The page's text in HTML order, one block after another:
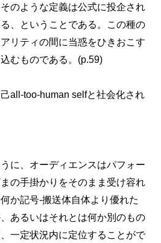
のような定義は公式に投企され
、ということである。この種の
リティの間に当惑をひきおこす
むものである。(p.59)
all-too-human selfと社会化され
に、オーディエンスはパフォー
の手掛かりをそのまま受け容れ
か記号‐搬送体自体より優れた
あるいはそれとは何か別のもの
一定状況内に定位することがで